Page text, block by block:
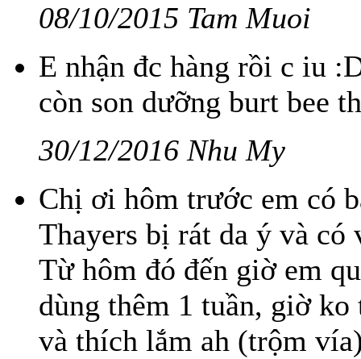
08/10/2015 Tam Muoi
E nhận đc hàng rồi c iu
còn son dưỡng burt bee
30/12/2016 Nhu My
Chị ơi hôm trước em có
Thayers bị rát da ý và
Từ hôm đó đến giờ em
dùng thêm 1 tuần, giờ
và thích lắm ah (trộm